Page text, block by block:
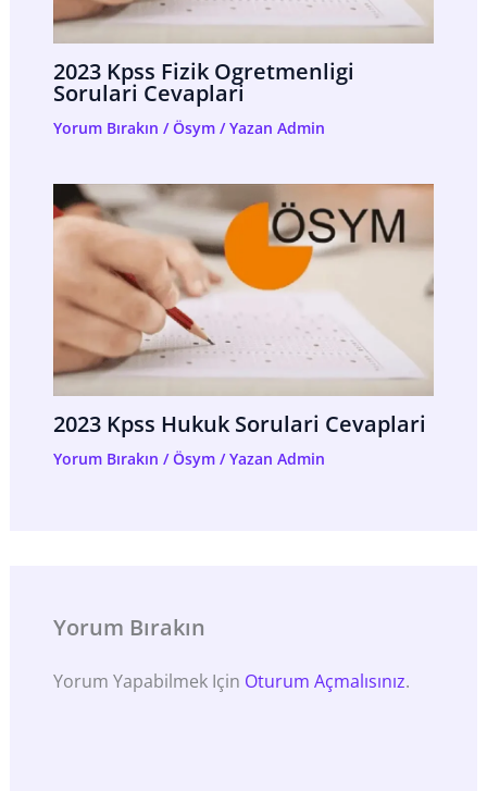
2023 Kpss Fizik Ogretmenligi
Sorulari Cevaplari
Yorum Bırakın /Ösym/ Yazan Admin
2023 Kpss Hukuk Sorulari Cevaplari
Yorum Bırakın /Ösym/ Yazan Admin
Yorum Bırakın
Yorum Yapabilmek Için Oturum Açmalısınız.